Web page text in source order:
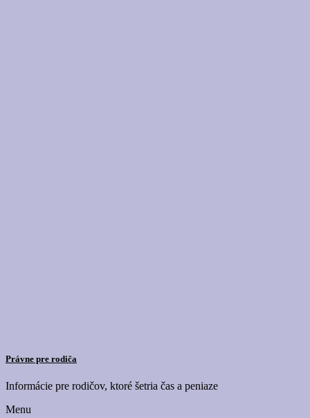
Právne pre rodiča
Informácie pre rodičov, ktoré šetria čas a peniaze
Menu